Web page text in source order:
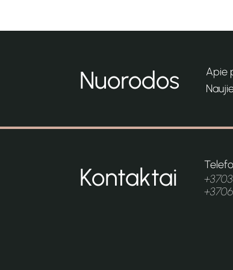
Nuorodos
Apie
Kontaktai